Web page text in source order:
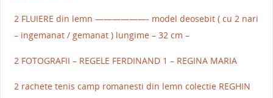
2 FLUIERE din lemn ——————- model deosebit ( cu 2 nari
– ingemanat / gemanat ) lungime – 32 cm –
2 FOTOGRAFII – REGELE FERDINAND 1 – REGINA MARIA
2 rachete tenis camp romanesti din lemn colectie REGHIN